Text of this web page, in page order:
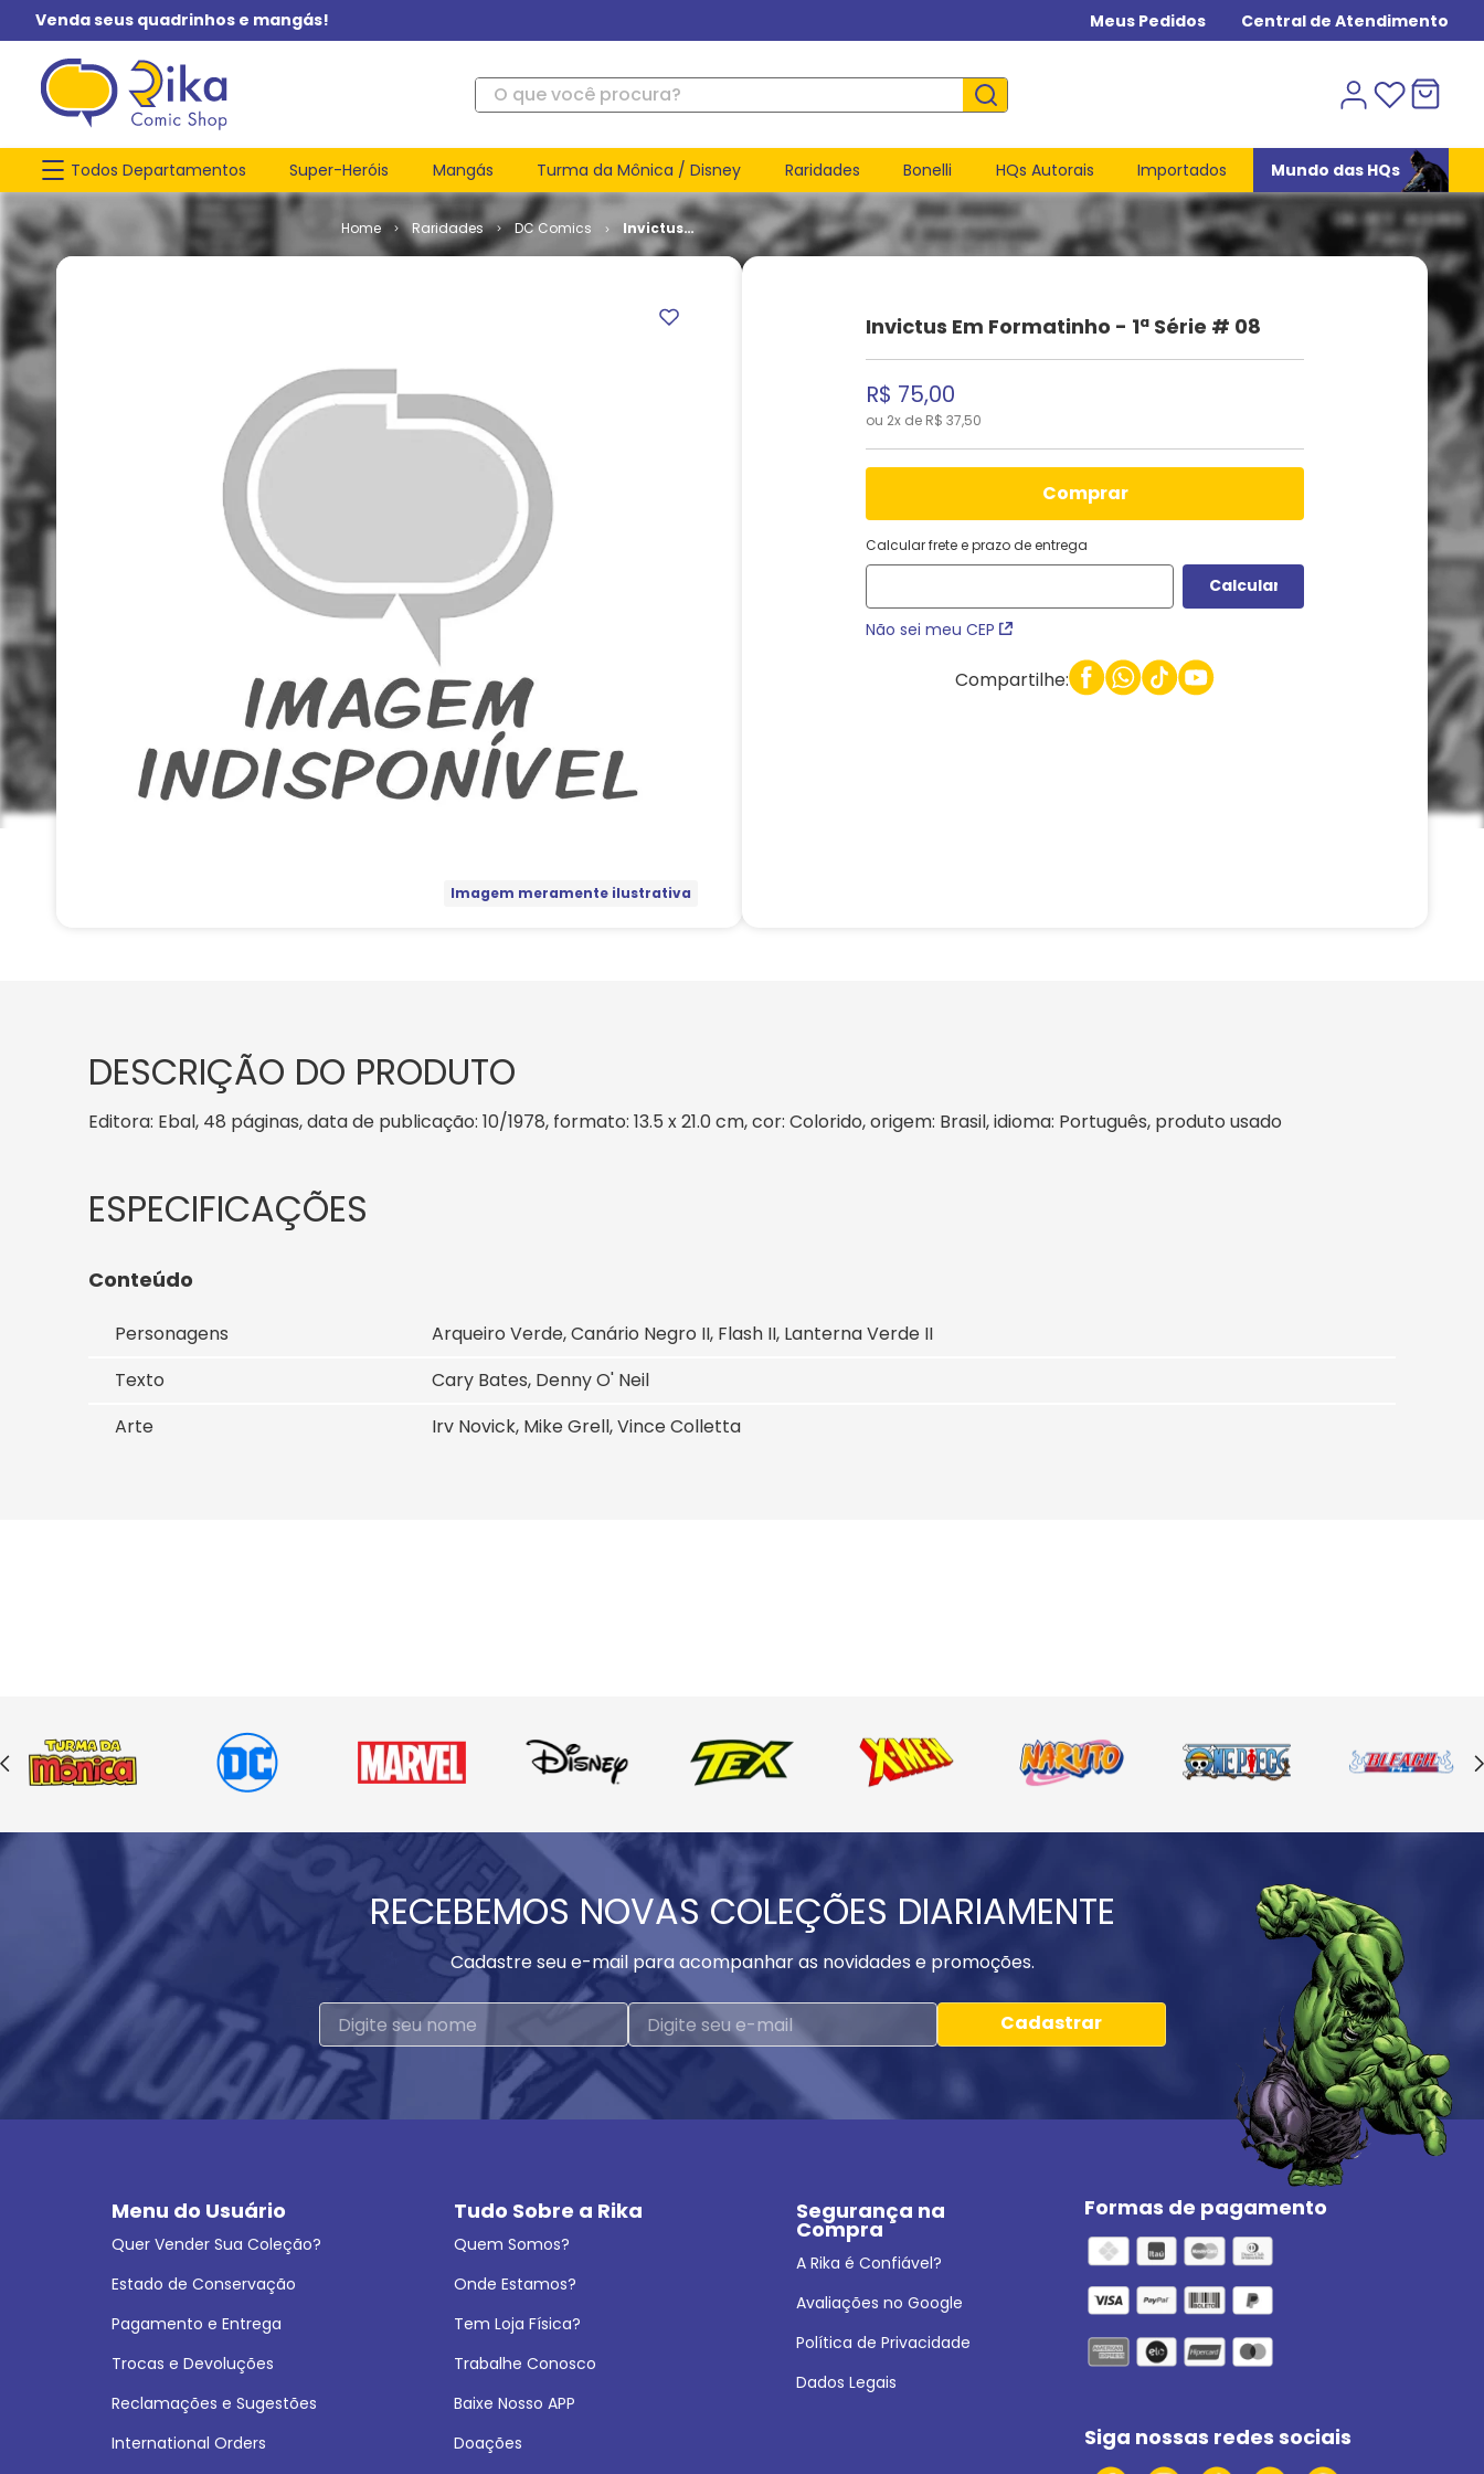
Venda seus quadrinhos e mangás! Meus Pedidos Central de Atendimento
O que você procura?
Todos Departamentos Super-Heróis Mangás Turma da Mônica / Disney Raridades Bonelli HQs Autorais Importados Mundo das HQs
Raridades DC Comics
Invictus
em
Imagem meramente ilustrativa
Invictus Em Formatinho - 1ª Série # 08
R$ 75,00
ou 2x de R$ 37,50
comprar
Calcular frete e prazo de entrega
Não sei meu CEP
Compartilhe:
DESCRIÇÃO DO PRODUTO
Editora: Ebal, 48 páginas, data de publicação: 10/1978, formato: 13.5 x 21.0 cm, cor: Colorido, origem: Brasil, idioma: Português, produto usado
Conteúdo
Personagens
Arqueiro Verde, Canário Negro II, Flash II, Lanterna Verde II
Texto
Cary Bates, Denny O' Neil
Arte
Irv Novick, Mike Grell, Vince Colletta
RECEBEMOS NOVAS COLEÇÕES DIARIAMENTE
Cadastre seu e-mail para acompanhar as novidades e promoções.
Cadastrar
Menu do Usuário
Quer Vender Sua Coleção?
Estado de Conservação
Pagamento e Entrega
Trocas e Devoluções
Reclamações e Sugestões
International Orders
Tudo Sobre a Rika
Quem Somos?
Onde Estamos?
Tem Loja Física?
Trabalhe Conosco
Baixe Nosso APP
Doações
Segurança na
Compra
A Rika é Confiável?
Avaliações no Google
Política de Privacidade
Dados Legais
Formas de pagamento
Siga nossas redes sociais